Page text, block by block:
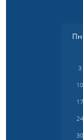
Пн
3
10
17
24
30